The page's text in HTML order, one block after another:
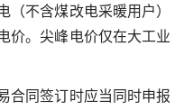
（不含煤改电采暖用户）
价。尖峰电价仅在大工业
合同签订时应当同时申报